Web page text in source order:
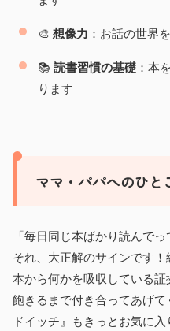
🎨 想像力 ：お話の世界
📚 読書習慣の基礎 ：本
ります
ママ・パパへのひと
「毎日同じ本ばかり読んで
それ、大正解のサインです
本から何かを吸収している証
飽きるまで付き合ってあげ
ドイッチ』もきっとお気に入